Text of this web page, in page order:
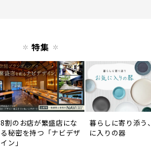
特集
8割のお店が繁盛店にな
る秘密を持つ「ナビデザ
イン」
暮らしに寄り添う
に入りの器